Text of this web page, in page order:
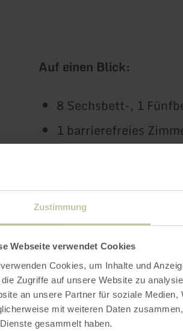
Zustimmung
Webseite verwendet Cookies
Cookies, um Inhalte und
die Zugriffe auf unsere Website zu
an unsere Partner für soziale
mit weiteren Daten
gesammelt haben.
Auf einen Blick:
8 Sechsbett-, 1
1 barrierefreies
„Bett & Bike“-
Musik-
Gastgeber für
Schauen Sie sichhierein